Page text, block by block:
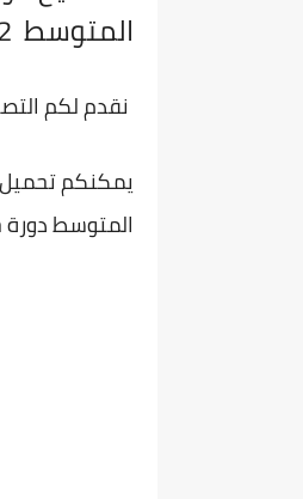
المتوسط 2022 .
نقدم لكم
يمكنكم تحميل
المتوسط دورة